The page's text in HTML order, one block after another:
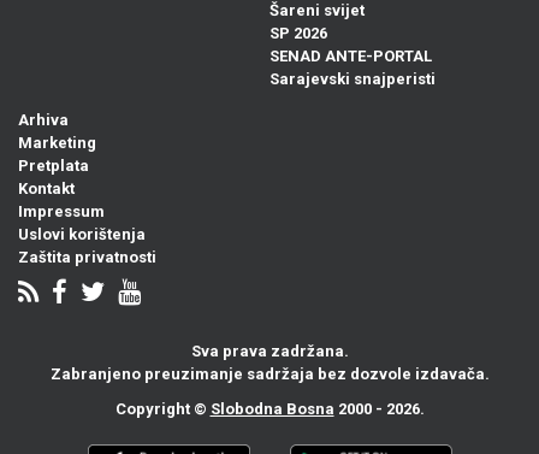
Šareni svijet
SP 2026
SENAD ANTE-PORTAL
Sarajevski snajperisti
Arhiva
Marketing
Pretplata
Kontakt
Impressum
Uslovi korištenja
Zaštita privatnosti
Sva prava zadržana.
Zabranjeno preuzimanje sadržaja bez dozvole izdavača.
Copyright © Slobodna Bosna 2000 - 2026.